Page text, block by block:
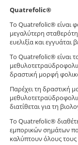
Quatrefolic®
Το Quatrefolic® είναι
μεγαλύτερη
ευελιξία και εγγυάται
Το Quatrefolic® είναι
δραστική μορφή
Παρέχει τη δραστική
διατίθεται για τη
Το Quatrefolic®
εμπορικών σημάτων
καλύπτουν όλους